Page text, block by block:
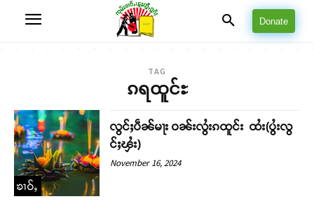
Donate
TAG
ၵရထူင်ႊ
ၶၢဝ်ႇ
လွင်ႈပဵၼ်မႃး ဝၼ်းလွႆးၵထူင်း ထႆး(ပွႆးလွ
င်ႈၾႆး)
November 16, 2024